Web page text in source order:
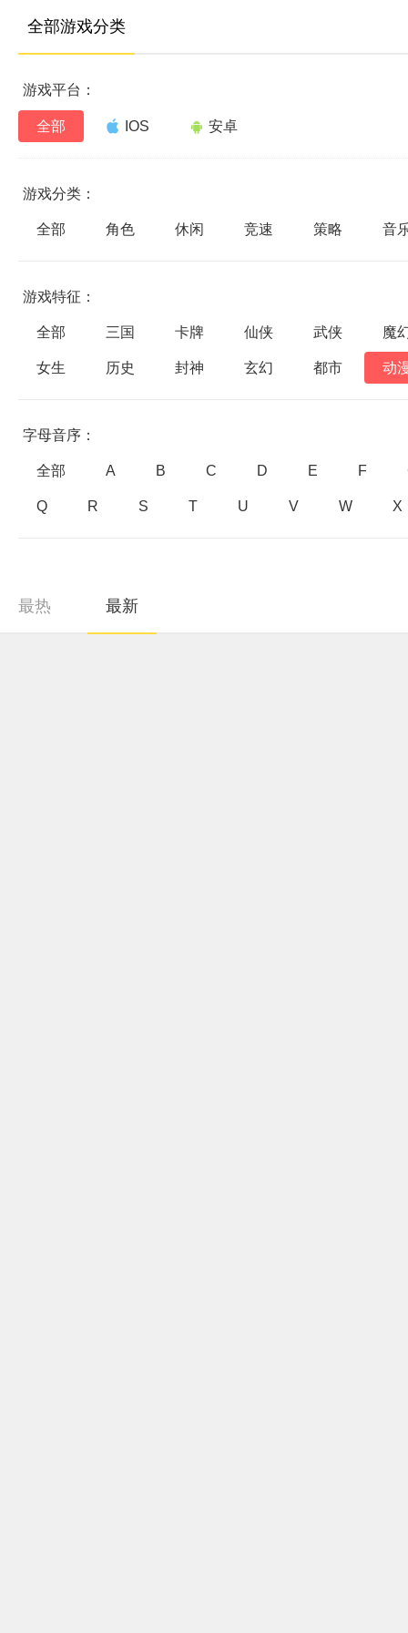
全部游戏分类
游戏平台：
全部 IOS 安卓
游戏分类：
全部 角色 休闲 竞速 策略 音
游戏特征：
全部 三国 卡牌 仙侠 武侠 魔
女生 历史 封神 玄幻 都市 动
字母音序：
全部 A B C D E F
Q R S T U V W X
最热 最新